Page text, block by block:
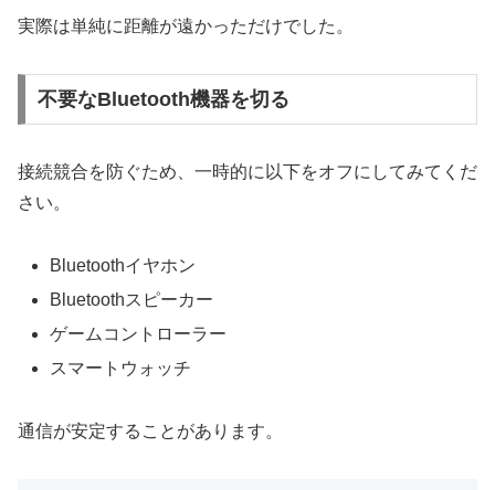
実際は単純に距離が遠かっただけでした。
不要なBluetooth機器を切る
接続競合を防ぐため、一時的に以下をオフにしてみてくだ
さい。
Bluetoothイヤホン
Bluetoothスピーカー
ゲームコントローラー
スマートウォッチ
通信が安定することがあります。